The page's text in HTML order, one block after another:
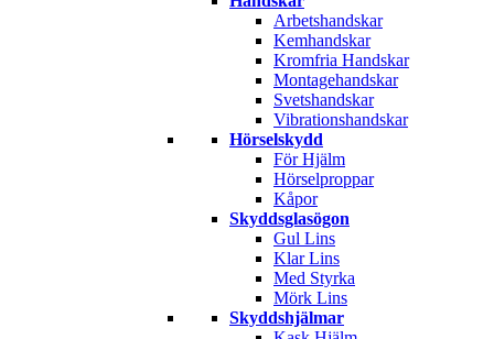
Arbetshandskar
Kemhandskar
Kromfria Handskar
Montagehandskar
Svetshandskar
Vibrationshandskar
Hörselskydd
För Hjälm
Hörselproppar
Kåpor
Skyddsglasögon
Gul Lins
Klar Lins
Med Styrka
Mörk Lins
Skyddshjälmar